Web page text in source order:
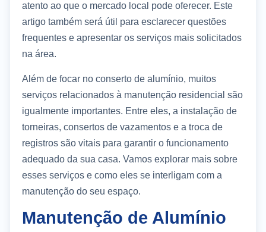
atento ao que o mercado local pode oferecer. Este
artigo também será útil para esclarecer questões
frequentes e apresentar os serviços mais solicitados
na área.
Além de focar no conserto de alumínio, muitos
serviços relacionados à manutenção residencial são
igualmente importantes. Entre eles, a instalação de
torneiras, consertos de vazamentos e a troca de
registros são vitais para garantir o funcionamento
adequado da sua casa. Vamos explorar mais sobre
esses serviços e como eles se interligam com a
manutenção do seu espaço.
Manutenção de Alumínio